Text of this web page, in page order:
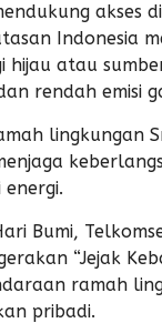
akses
Indonesia
hijau atau
rendah emisi
lingkungan
Bumi,
“Jejak
ramah
pribadi.